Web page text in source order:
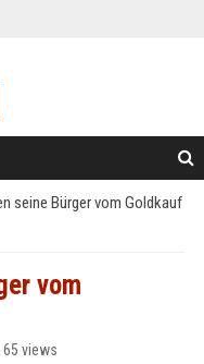
seine Bürger vom Goldkauf
vom
65 views